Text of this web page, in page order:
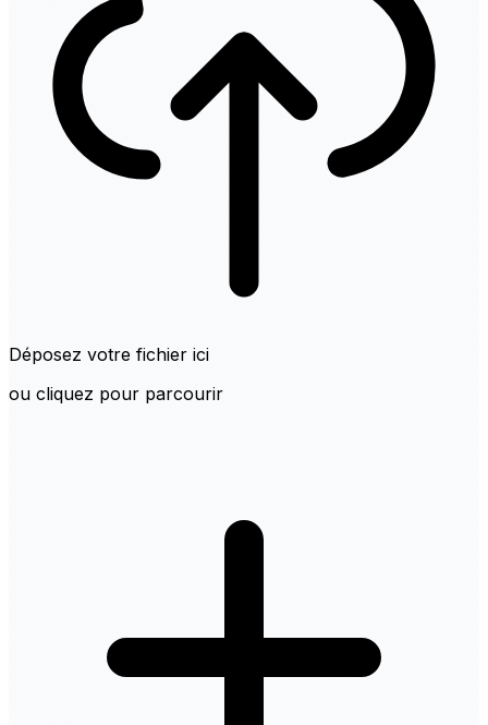
Déposez votre fichier ici
ou cliquez pour parcourir